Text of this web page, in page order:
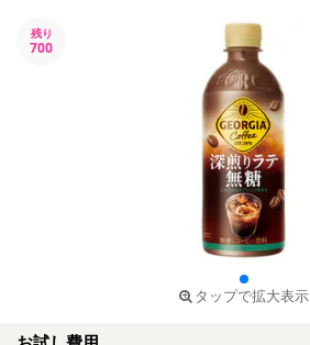
残り
700
タップで拡大表示